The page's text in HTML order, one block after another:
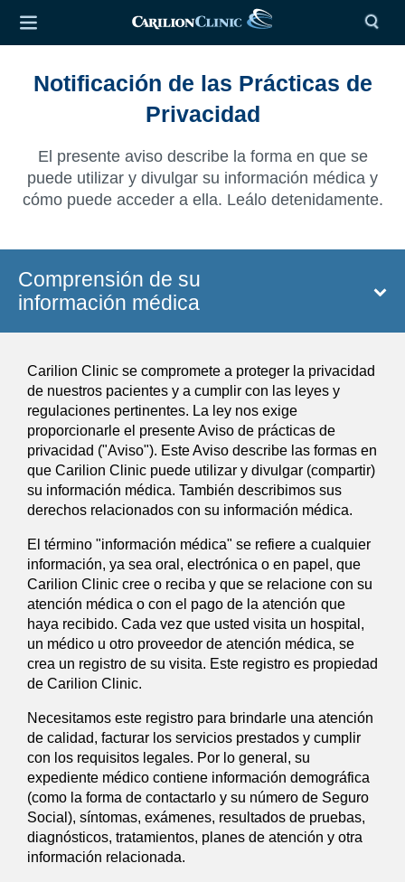
Notificación de las Prácticas de
Privacidad
El presente aviso describe la forma en que se
puede utilizar y divulgar su información médica y
cómo puede acceder a ella. Leálo detenidamente.
Comprensión de su
información médica
Carilion Clinic se compromete a proteger la privacidad
de nuestros pacientes y a cumplir con las leyes y
regulaciones pertinentes. La ley nos exige
proporcionarle el presente Aviso de prácticas de
privacidad ("Aviso"). Este Aviso describe las formas en
que Carilion Clinic puede utilizar y divulgar (compartir)
su información médica. También describimos sus
derechos relacionados con su información médica.
El término "información médica" se refiere a cualquier
información, ya sea oral, electrónica o en papel, que
Carilion Clinic cree o reciba y que se relacione con su
atención médica o con el pago de la atención que
haya recibido. Cada vez que usted visita un hospital,
un médico u otro proveedor de atención médica, se
crea un registro de su visita. Este registro es propiedad
de Carilion Clinic.
Necesitamos este registro para brindarle una atención
de calidad, facturar los servicios prestados y cumplir
con los requisitos legales. Por lo general, su
expediente médico contiene información demográfica
(como la forma de contactarlo y su número de Seguro
Social), síntomas, exámenes, resultados de pruebas,
diagnósticos, tratamientos, planes de atención y otra
información relacionada.